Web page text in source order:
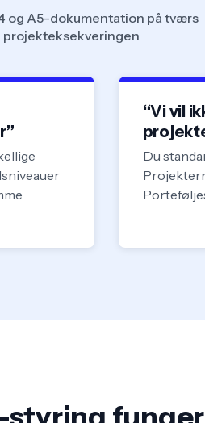
og A5-dokumentation på tværs
projekteksekveringen
“Vi vil
Du